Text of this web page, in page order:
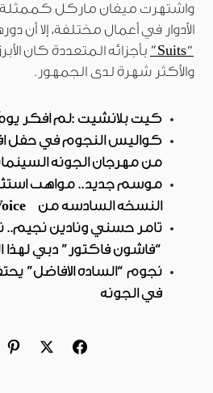
واشتهرت ميغان ماركل كممثلة
الأدوار في أعمال مختلفة، إلا أن
“Suits”
بأجزائه المتعددة كان
والأكثر شهرة لدى الجمهور.
كيت بلانشيت :لم أفكر
كواليس النجوم في حفل
من مهرجان الجونة
موسم جديد.. مواهب
النسخة السادسة من The Voice
تامر حسني ونادين
“فاشون فاكتور” دبي لهذا
نجوم “السادة الأفاضل”
في الجونة